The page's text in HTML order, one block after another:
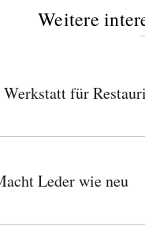
Weitere
für
Leder wie neu